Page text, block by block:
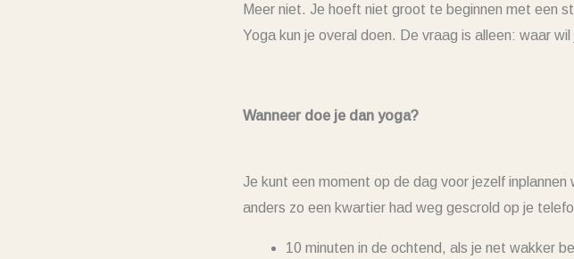
Meer niet. Je hoeft niet groot te beginnen met een
Yoga kun je overal doen. De vraag is alleen: waar wil
Wanneer doe je dan yoga?
Je kunt een moment op de dag voor jezelf
anders zo een kwartier had weg gescrold op je
10 minuten in de ochtend, als je net wakker